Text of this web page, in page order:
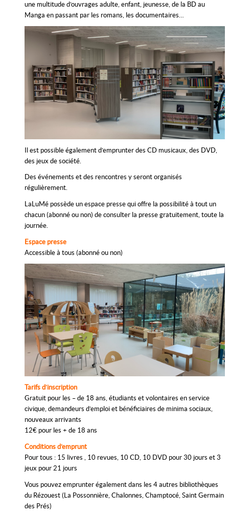
une multitude d’ouvrages adulte, enfant, jeunesse, de la BD au
Manga en passant par les romans, les documentaires…
Il est possible également d’emprunter des CD musicaux, des DVD,
des jeux de société.
Des événements et des rencontres y seront organisés
régulièrement.
LaLuMé possède un espace presse qui offre la possibilité à tout un
chacun (abonné ou non) de consulter la presse gratuitement, toute la
journée.
Espace presse
Accessible à tous (abonné ou non)
Tarifs d’inscription
Gratuit pour les – de 18 ans, étudiants et volontaires en service
civique, demandeurs d’emploi et bénéficiaires de minima sociaux,
nouveaux arrivants
12€ pour les + de 18 ans
Conditions d’emprunt
Pour tous : 15 livres , 10 revues, 10 CD, 10 DVD pour 30 jours et 3
jeux pour 21 jours
Vous pouvez emprunter également dans les 4 autres bibliothèques
du Rézouest (La Possonnière, Chalonnes, Champtocé, Saint Germain
des Prés)